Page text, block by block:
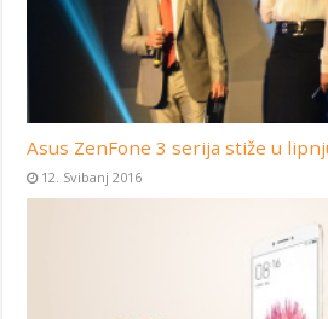
Asus ZenFone 3 serija stiže u
12. Svibanj 2016